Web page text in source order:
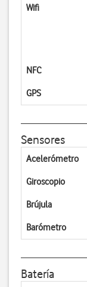
Wifi
NFC
GPS
Sensores
Acelerómetro
Giroscopio
Brújula
Barómetro
Batería